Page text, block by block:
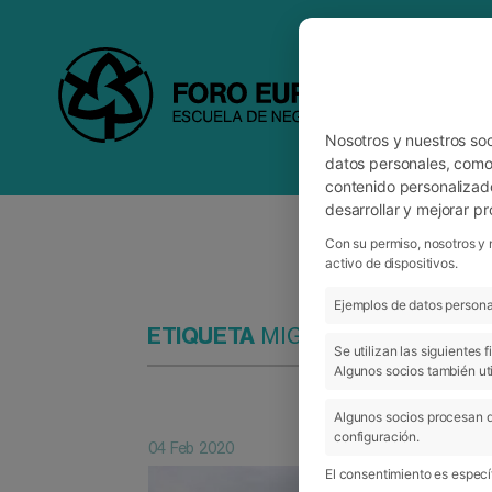
ETIQUETAMIGUEL AZPARREN
04 Feb 2020
Nosotros y nuestros
datos personales,
contenido
desarrollar y mejorar
Con su permiso, nosotros
activo de dispositivos.
Ejemplos de datos
Se utilizan las siguientes
Algunos socios también
Algunos socios procesan
configuración.
El consentimiento es